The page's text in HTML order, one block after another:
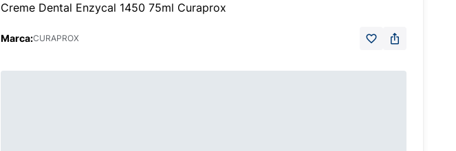
Creme Dental Enzycal 1450 75ml Curaprox
Marca:CURAPROX